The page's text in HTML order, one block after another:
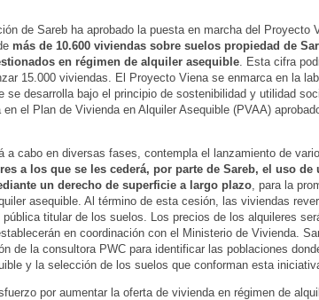
de Sareb ha aprobado la puesta en marcha del Proyecto
más de 10.600 viviendas sobre suelos propiedad de
en régimen de alquiler asequible . Esta cifra
15.000 viviendas. El Proyecto Viena se enmarca en la
se desarrolla bajo el principio de sostenibilidad y utilidad
el Plan de Vivienda en Alquiler Asequible (PVAA)
a cabo en diversas fases, contempla el lanzamiento de
a los que se les cederá, por parte de Sareb, el uso de
un derecho de superficie a largo plazo , para la
asequible. Al término de esta cesión, las viviendas
titular de los suelos. Los precios de los alquileres
en coordinación con el Ministerio de Vivienda.
de la consultora PWC para identificar las poblaciones
y la selección de los suelos que conforman esta
por aumentar la oferta de vivienda en régimen de